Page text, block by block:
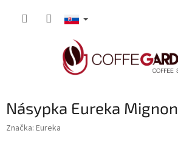
Násypka Eureka Mignon
Značka: Eureka